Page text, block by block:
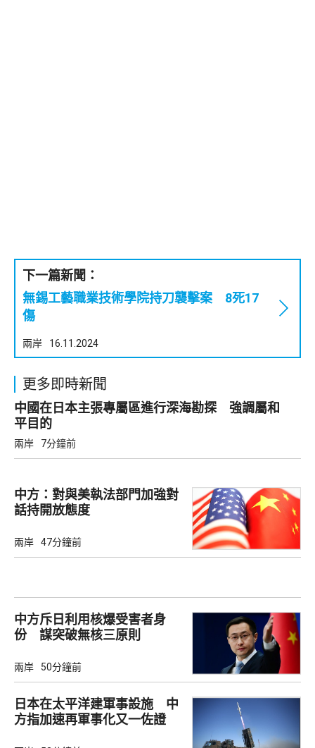
下一篇新聞：
無錫工藝職業技術學院持刀襲擊案 8死17
傷
兩岸 16.11.2024
更多即時新聞
中國在日本主張專屬區進行深海勘探 強調屬和
平目的
兩岸 7分鐘前
中方：對與美執法部門加強對
話持開放態度
兩岸 47分鐘前
中方斥日利用核爆受害者身
份 謀突破無核三原則
兩岸 50分鐘前
日本在太平洋建軍事設施 中
方指加速再軍事化又一佐證